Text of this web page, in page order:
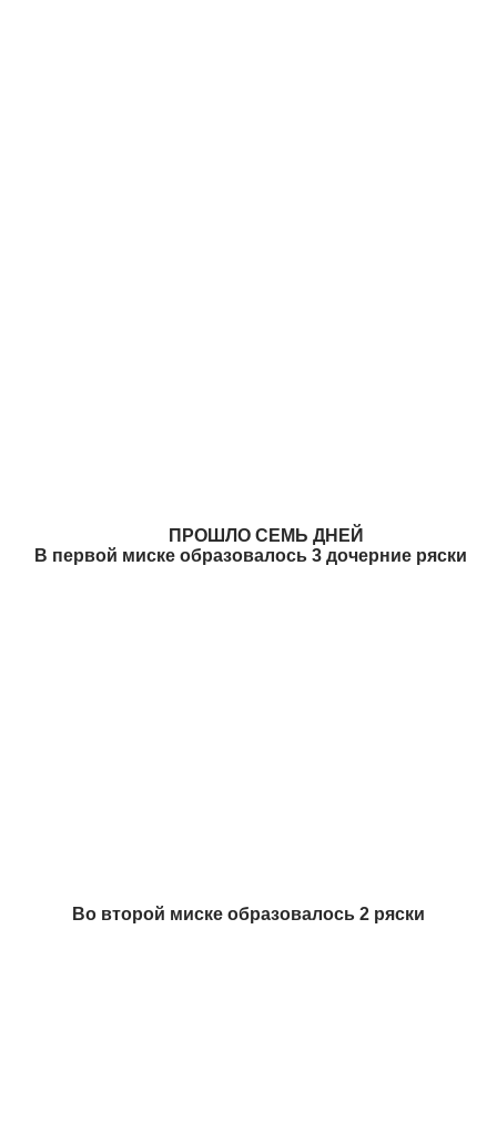
ПРОШЛО СЕМЬ ДНЕЙ
В первой миске образовалось 3 дочерние ряски
Во второй миске образовалось 2 ряски